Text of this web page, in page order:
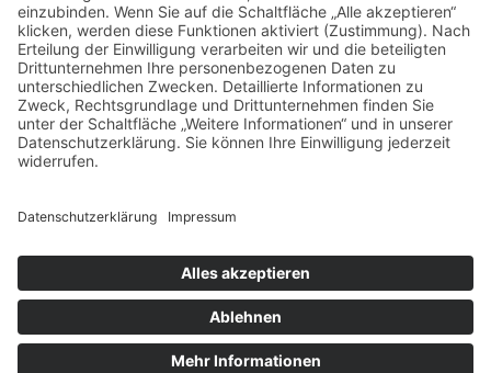
Accept
Powered byUsercentrics Consent
Management Platform&eRecht24
©2026 Lebenshilfe Walsrode e.V.
Cookie-Einstellungen
Barrierefreiheitserklärung
Datenschutz